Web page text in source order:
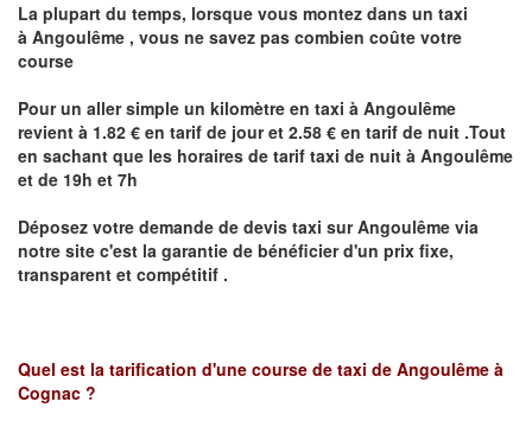
La plupart du temps, lorsque vous montez dans un taxi
à Angoulême , vous ne savez pas combien coûte votre
course
Pour un aller simple un kilomètre en taxi à Angoulême
revient à 1.82 € en tarif de jour et 2.58 € en tarif de nuit .Tout
en sachant que les horaires de tarif taxi de nuit à Angoulême
et de 19h et 7h
Déposez votre demande de devis taxi surAngoulême via
notre site c'est la garantie de bénéficier d'un prix fixe,
transparent et compétitif .
Quel est la tarification d'une course de taxi de Angoulême à
Cognac ?